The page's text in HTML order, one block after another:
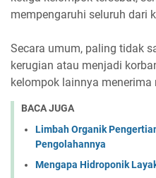
mempengaruhi seluruh dari
Secara umum, paling tidak
kerugian atau menjadi
kelompok lainnya
BACA JUGA
Limbah Organik
Pengolahannya
Mengapa Hidroponik